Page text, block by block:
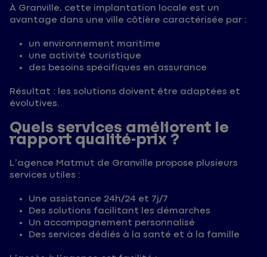
À Granville, cette implantation locale est un
avantage dans une ville côtière caractérisée par :
un environnement maritime
une activité touristique
des besoins spécifiques en assurance
Résultat : les solutions doivent être adaptées et
évolutives.
Quels services améliorent le
rapport qualité-prix ?
L’agence Matmut de Granville propose plusieurs
services utiles :
Une assistance 24h/24 et 7j/7
Des solutions facilitant les démarches
Un accompagnement personnalisé
Des services dédiés à la santé et à la famille